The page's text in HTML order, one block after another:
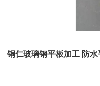
铜仁玻璃钢平板加工 防水